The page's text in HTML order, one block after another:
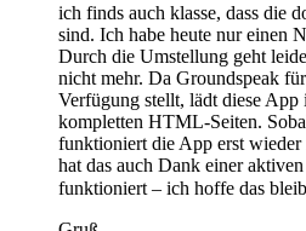
ich finds auch klasse, dass die
sind. Ich habe heute nur einen
Durch die Umstellung geht
nicht mehr. Da Groundspeak
Verfügung stellt, lädt diese
kompletten HTML-Seiten.
funktioniert die App erst
hat das auch Dank einer
funktioniert – ich hoffe das